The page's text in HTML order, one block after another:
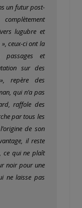
un futur post-
lugubre et
ceux-ci ont la
et
sur des
repère des
qui n’a pas
raffole des
par tous les
de son
il reste
ce qui ne plaît
noir pour une
ne laisse pas